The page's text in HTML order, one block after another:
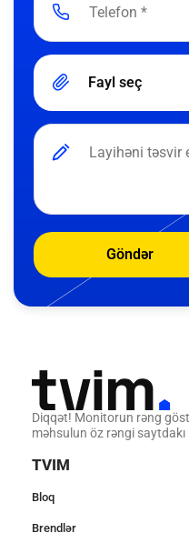
Fayl seç
Göndər
Diqqət! Monitorun rəng
məhsulun öz rəngi
TVIM
Bloq
Brendlər